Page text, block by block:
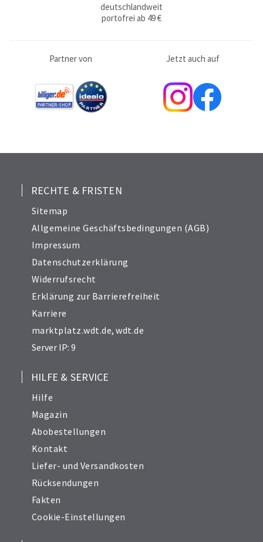
deutschlandweit
portofrei ab 49 €
Partner von Jetzt auch auf
RECHTE & FRISTEN
Sitemap
Allgemeine Geschäftsbedingungen (AGB)
Impressum
Datenschutzerklärung
Widerrufsrecht
Erklärung zur Barrierefreiheit
Karriere
marktplatz.wdt.de,wdt.de
Server IP: 9
HILFE & SERVICE
Hilfe
Magazin
Abobestellungen
Kontakt
Liefer- und Versandkosten
Rücksendungen
Fakten
Cookie-Einstellungen